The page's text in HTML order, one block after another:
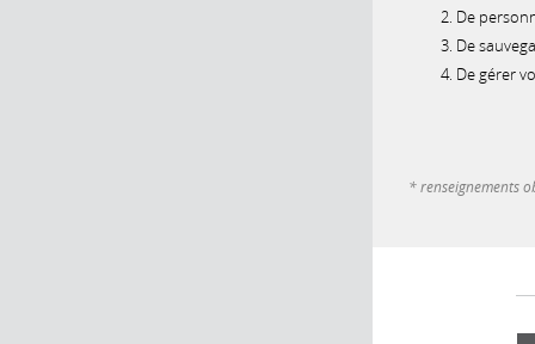
De
De
De gérer
* renseignements